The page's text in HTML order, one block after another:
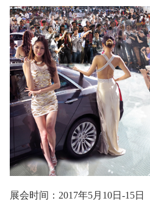
展会时间：2017年5月10日-15日